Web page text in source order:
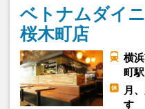
ベトナムダイ
桜木町店
横
町
月
す